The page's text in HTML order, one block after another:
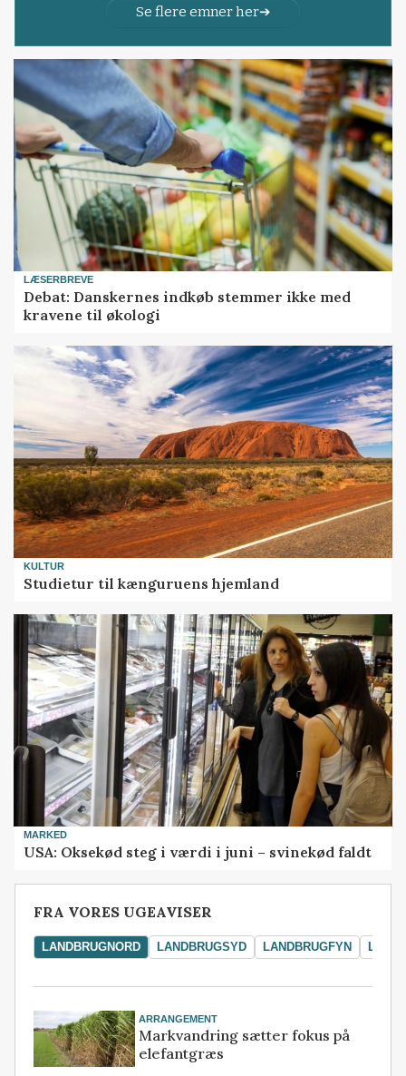
Se flere emner her
LÆSERBREVE
Debat: Danskernes indkøb stemmer ikke med
kravene til økologi
KULTUR
Studietur til kænguruens hjemland
MARKED
USA: Oksekød steg i værdi i juni – svinekød faldt
FRA VORES UGEAVISER
LANDBRUGNORD LANDBRUGSYD LANDBRUGFYN
ARRANGEMENT
Markvandring sætter fokus på
elefantgræs